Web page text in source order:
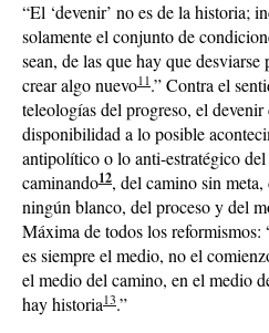
“El ‘devenir’ no es de la historia;
solamente el conjunto de
sean, de las que hay que desviarse
crear algo nuevo11.” Contra el
teleologías del progreso, el
disponibilidad a lo posible
antipolítico o lo anti-estratégico
caminando12, del camino sin
ningún blanco, del proceso y del
Máxima de todos los
es siempre el medio, no el
el medio del camino, en el medio
hay historia13.”